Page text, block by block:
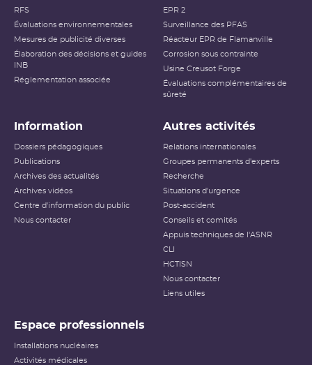
RFS
Évaluations environnementales
Mesures de publicité diverses
Élaboration des décisions et guides
INB
Réglementation associée
EPR 2
Surveillance des PFAS
Réacteur EPR de Flamanville
Corrosion sous contrainte
Usine Creusot Forge
Évaluations complémentaires de
sûreté
Information
Dossiers pédagogiques
Publications
Archives des actualités
Archives vidéos
Centre d'information du public
Nous contacter
Autres activités
Relations internationales
Groupes permanents d'experts
Recherche
Situations d'urgence
Post-accident
Conseils et comités
Appuis techniques de l'ASNR
CLI
HCTISN
Nous contacter
Liens utiles
Espace professionnels
Installations nucléaires
Activités médicales